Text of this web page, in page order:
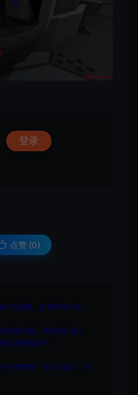
登录
点赞 (0)
打包整理。仅用于学习交
更多乐趣，请购买正版！
益请发送邮件：
生的费用，不用于盈利，亦